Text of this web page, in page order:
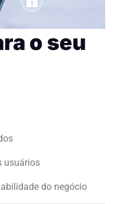
o seu
usuários
do negócio